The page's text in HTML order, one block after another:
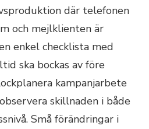
där telefonen
och mejlklienten är
enkel checklista med
ska bockas av före
kampanjarbete
skillnaden i både
Små förändringar i